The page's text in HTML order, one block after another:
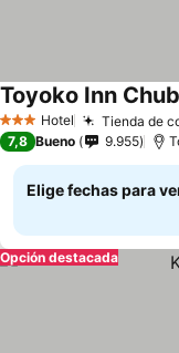
3 Estrellas
Hotel Tienda de
Toyoko Inn
7,8 Bueno 9.955
Elige fechas para
Opción destacada